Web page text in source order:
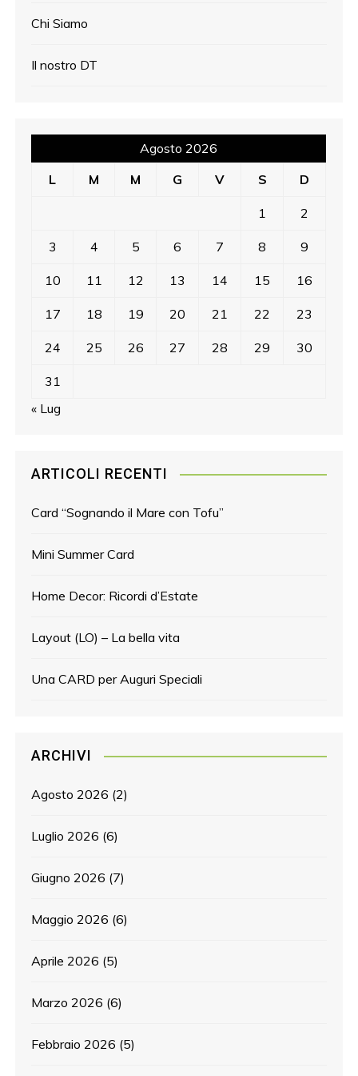
Chi Siamo
Il nostro DT
Agosto 2026
L
M M G V S D
1 2
3 4 5 6 7 8 9
10 11 12 13 14 15 16
17 18 19 20 21 22 23
24 25 26 27 28 29 30
31
« Lug
ARTICOLI RECENTI
Card “Sognando il Mare con Tofu”
Mini Summer Card
Home Decor: Ricordi d’Estate
Layout (LO) – La bella vita
Una CARD per Auguri Speciali
ARCHIVI
Agosto 2026 (2)
Luglio 2026 (6)
Giugno 2026 (7)
Maggio 2026 (6)
Aprile 2026 (5)
Marzo 2026 (6)
Febbraio 2026 (5)